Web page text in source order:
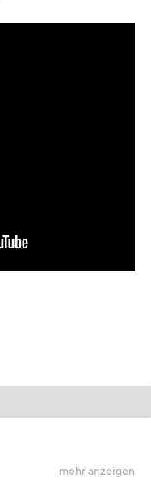
mehr anzeigen